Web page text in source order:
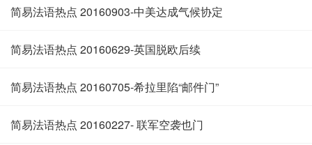
简易法语热点 20160903-中美达成气候协定
简易法语热点 20160629-英国脱欧后续
简易法语热点 20160705-希拉里陷“邮件门”
简易法语热点 20160227- 联军空袭也门